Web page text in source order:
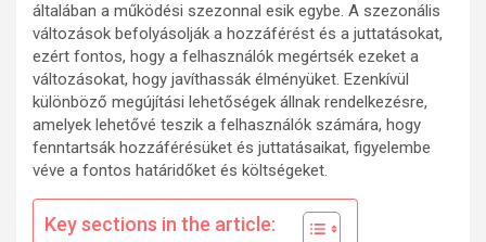
általában a működési szezonnal esik egybe. A szezonális
változások befolyásolják a hozzáférést és a juttatásokat,
ezért fontos, hogy a felhasználók megértsék ezeket a
változásokat, hogy javíthassák élményüket. Ezenkívül
különböző megújítási lehetőségek állnak rendelkezésre,
amelyek lehetővé teszik a felhasználók számára, hogy
fenntartsák hozzáférésüket és juttatásaikat, figyelembe
véve a fontos határidőket és költségeket.
Key sections in the article: